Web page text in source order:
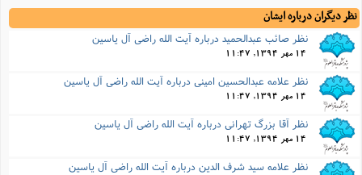
نظر دیگران درباره ایشان
نظر صائب عبدالحمید درباره آیت الله راضی آل یاسین
14 مهر 1394, 11:47
نظر علامه عبدالحسین امینى درباره آیت الله راضی آل یاسین
14 مهر 1394, 11:47
نظر آقا بزرگ تهرانى درباره آیت الله راضی آل یاسین
14 مهر 1394, 11:47
نظر علامه سید شرف الدین درباره آیت الله راضی آل یاسین